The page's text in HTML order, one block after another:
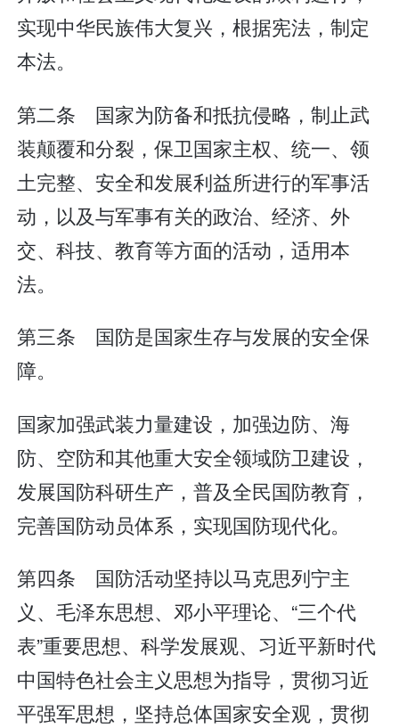
实现中华民族伟大复兴，根据宪法，制定
本法。
第二条 国家为防备和抵抗侵略，制止武
装颠覆和分裂，保卫国家主权、统一、领
土完整、安全和发展利益所进行的军事活
动，以及与军事有关的政治、经济、外
交、科技、教育等方面的活动，适用本
法。
第三条 国防是国家生存与发展的安全保
障。
国家加强武装力量建设，加强边防、海
防、空防和其他重大安全领域防卫建设，
发展国防科研生产，普及全民国防教育，
完善国防动员体系，实现国防现代化。
第四条 国防活动坚持以马克思列宁主
义、毛泽东思想、邓小平理论、“三个代
表”重要思想、科学发展观、习近平新时代
中国特色社会主义思想为指导，贯彻习近
平强军思想，坚持总体国家安全观，贯彻